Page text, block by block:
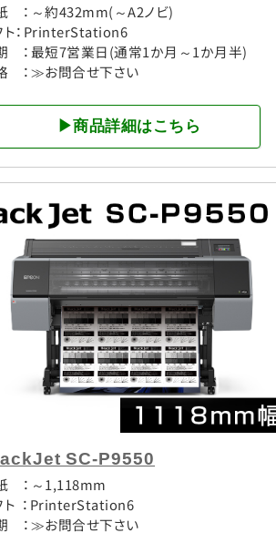
：～約432mm(～A2ノビ)
ト：PrinterStation6
：最短7営業日(通常1か月～1か月半)
：≫お問合せ下さい
▶商品詳細はこちら
SC-P9550
：～1,118mm
ト ：PrinterStation6
：≫お問合せ下さい